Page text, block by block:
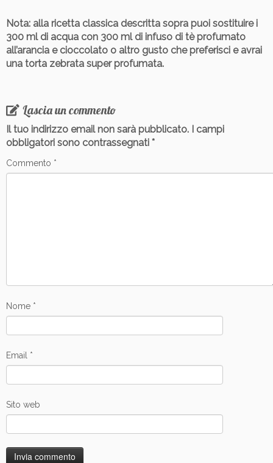
Nota: alla ricetta classica descritta sopra puoi sostituire i
300 ml di acqua con 300 ml di infuso di tè profumato
all’arancia e cioccolato o altro gusto che preferisci e avrai
una torta zebrata super profumata.
Lascia un commento
Il tuo indirizzo email non sarà pubblicato. I campi
obbligatori sono contrassegnati *
Commento *
Nome *
Email *
Sito web